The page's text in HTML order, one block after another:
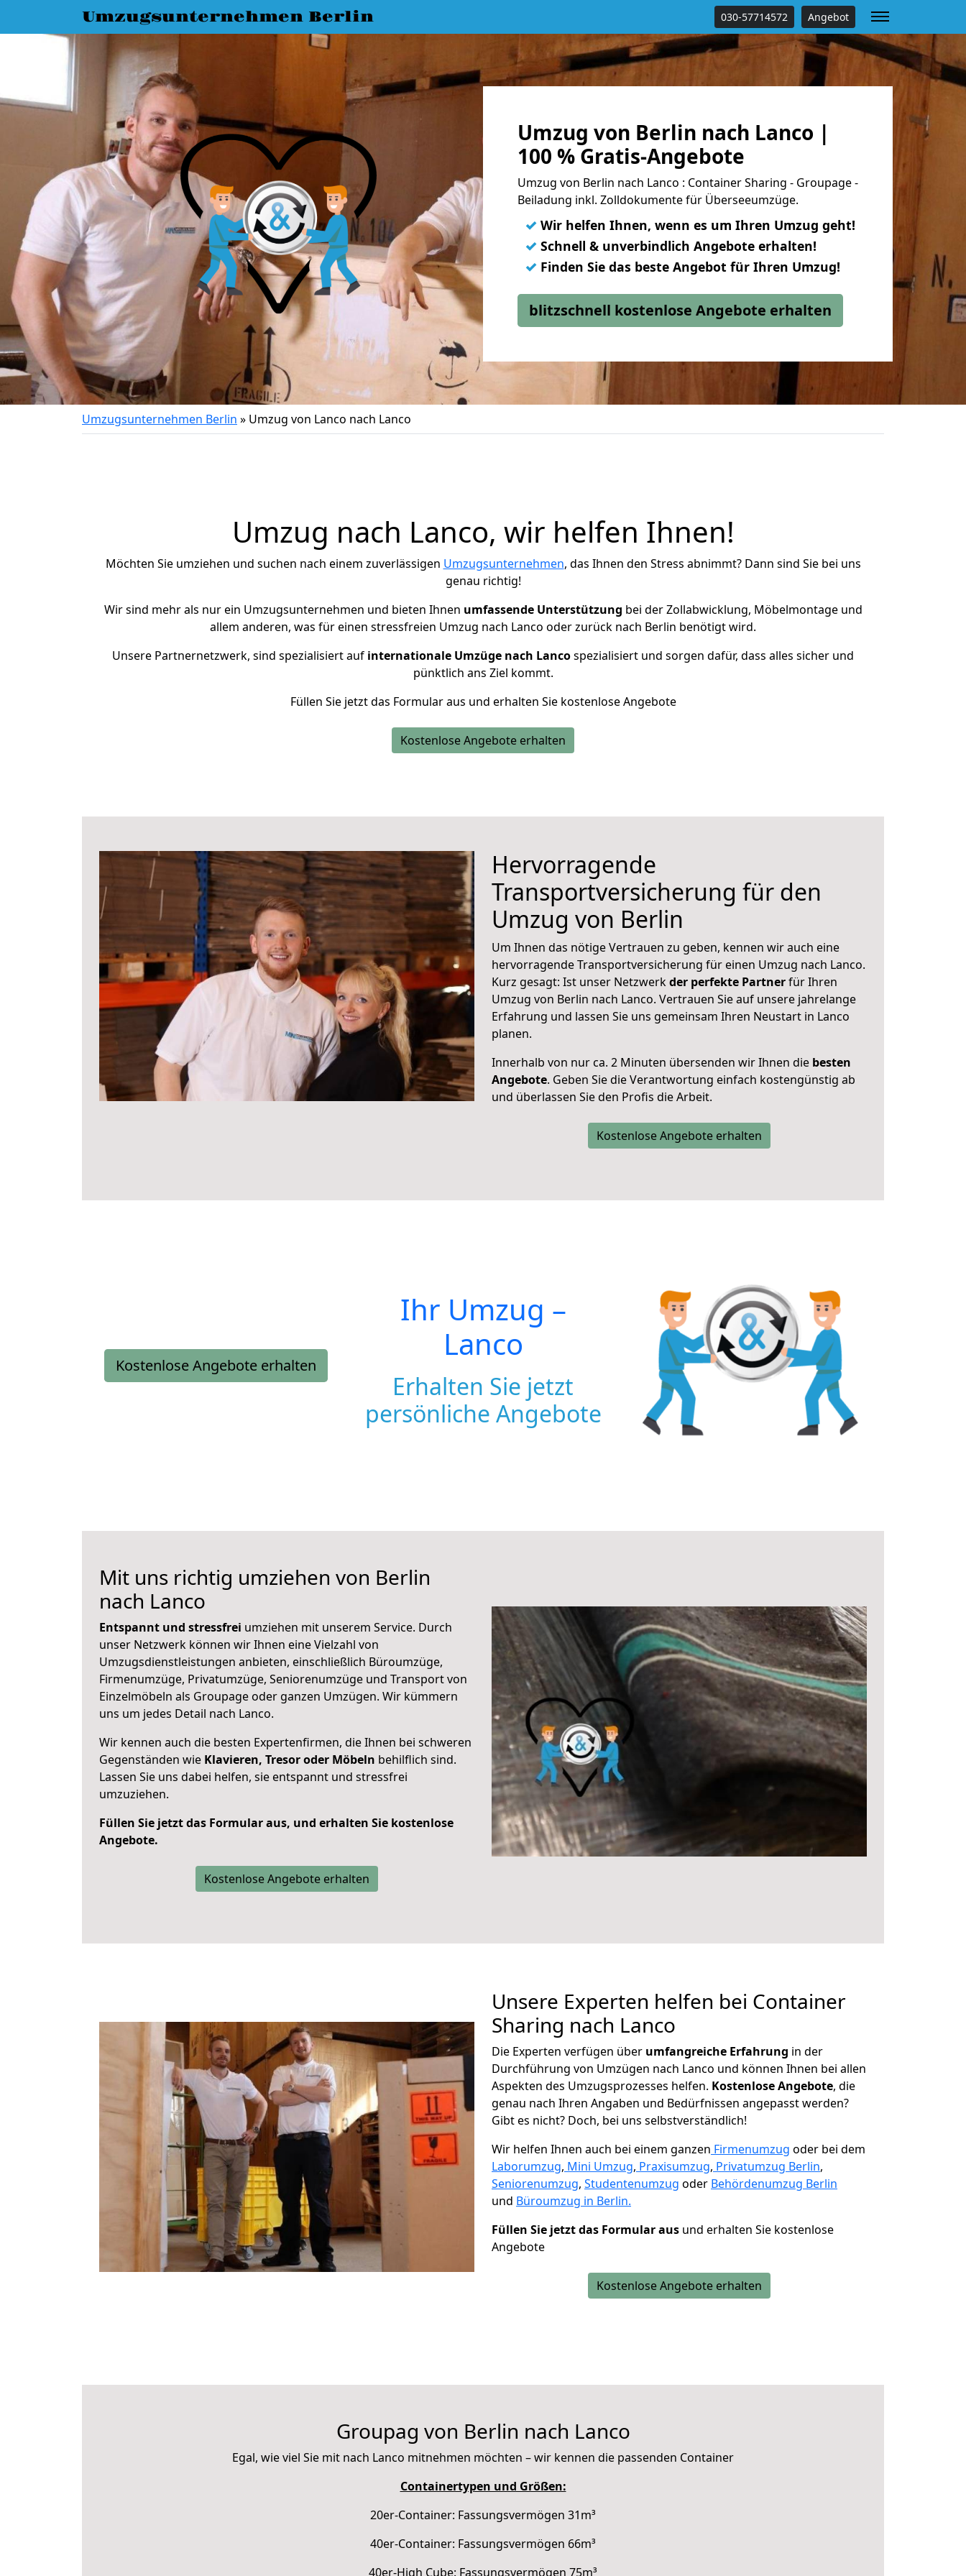
Umzugsunternehmen Berlin 030-57714572 Angebot
Umzug von Berlin nach Lanco |
100 % Gratis-Angebote
Umzug von Berlin nach Lanco : Container Sharing - Groupage -
Beiladung inkl. Zolldokumente für Überseeumzüge.
✓ Wir helfen Ihnen, wenn es um Ihren Umzug geht!
✓ Schnell & unverbindlich Angebote erhalten!
✓ Finden Sie das beste Angebot für Ihren Umzug!
blitzschnell kostenlose Angebote erhalten
Umzugsunternehmen Berlin » Umzug von Lanco nach Lanco
Umzug nach Lanco, wir helfen Ihnen!
Möchten Sie umziehen und suchen nach einem zuverlässigen Umzugsunternehmen, das Ihnen den Stress abnimmt? Dann sind Sie bei uns
genau richtig!
Wir sind mehr als nur ein Umzugsunternehmen und bieten Ihnen umfassende Unterstützung bei der Zollabwicklung, Möbelmontage und
allem anderen, was für einen stressfreien Umzug nach Lanco oder zurück nach Berlin benötigt wird.
Unsere Partnernetzwerk, sind spezialisiert auf internationale Umzüge nach Lancospezialisiert und sorgen dafür, dass alles sicher und
pünktlich ans Ziel kommt.
Füllen Sie jetzt das Formular aus und erhalten Sie kostenlose Angebote
Kostenlose Angebote erhalten
Hervorragende
Transportversicherung für den
Umzug von Berlin
Um Ihnen das nötige Vertrauen zu geben, kennen wir auch eine
hervorragende Transportversicherung für einen Umzug nach Lanco.
Kurz gesagt: Ist unser Netzwerkder perfekte Partnerfür Ihren
Umzug von Berlin nach Lanco. Vertrauen Sie auf unsere jahrelange
Erfahrung und lassen Sie uns gemeinsam Ihren Neustart in Lanco
planen.
Innerhalb von nur ca. 2 Minuten übersenden wir Ihnen die besten
Angebote. Geben Sie die Verantwortung einfach kostengünstig ab
und überlassen Sie den Profis die Arbeit.
Kostenlose Angebote erhalten
Kostenlose Angebote erhalten
Ihr Umzug –
Lanco
Erhalten Sie jetzt
persönliche Angebote
Mit uns richtig umziehen von Berlin
nach Lanco
Entspannt und stressfrei umziehen mit unserem Service. Durch
unser Netzwerk können wir Ihnen eine Vielzahl von
Umzugsdienstleistungen anbieten, einschließlich Büroumzüge,
Firmenumzüge, Privatumzüge, Seniorenumzüge und Transport von
Einzelmöbeln als Groupage oder ganzen Umzügen. Wir kümmern
uns um jedes Detail nach Lanco.
Wir kennen auch die besten Expertenfirmen, die Ihnen bei schweren
Gegenständen wie Klavieren, Tresor oder Möbeln behilflich sind.
Lassen Sie uns dabei helfen, sie entspannt und stressfrei
umzuziehen.
Füllen Sie jetzt das Formular aus, und erhalten Sie kostenlose
Angebote.
Kostenlose Angebote erhalten
Unsere Experten helfen bei Container
Sharing nach Lanco
Die Experten verfügen über umfangreiche Erfahrung in der
Durchführung von Umzügen nach Lanco und können Ihnen bei allen
Aspekten des Umzugsprozesses helfen. Kostenlose Angebote, die
genau nach Ihren Angaben und Bedürfnissen angepasst werden?
Gibt es nicht? Doch, bei uns selbstverständlich!
Wir helfen Ihnen auch bei einem ganzen Firmenumzug oder bei dem
Laborumzug, Mini Umzug, Praxisumzug, Privatumzug Berlin,
Seniorenumzug, Studentenumzug oder Behördenumzug Berlin
und Büroumzug in Berlin.
Füllen Sie jetzt das Formular aus und erhalten Sie kostenlose
Angebote
Kostenlose Angebote erhalten
Groupag von Berlin nach Lanco
Egal, wie viel Sie mit nach Lanco mitnehmen möchten – wir kennen die passenden Container
Containertypen und Größen:
20er-Container: Fassungsvermögen 31m³
40er-Container: Fassungsvermögen 66m³
40er-High Cube: Fassungsvermögen 75m³